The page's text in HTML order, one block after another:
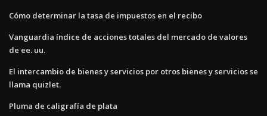
Cómo determinar la tasa de impuestos en el recibo
Vanguardia índice de acciones totales del mercado de valores
de ee. uu.
El intercambio de bienes y servicios por otros bienes y servicios se
llama quizlet.
Pluma de caligrafía de plata